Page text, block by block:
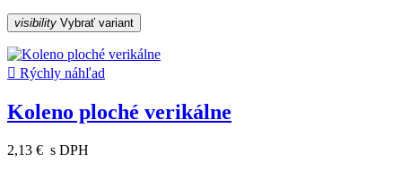
visibility Vybrať variant
 Rýchly náhľad
Koleno ploché verikálne
2,13 € s DPH